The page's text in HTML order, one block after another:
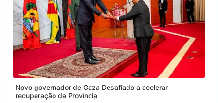
Novo governador de Gaza Desafiado a acelerar
recuperação da Província